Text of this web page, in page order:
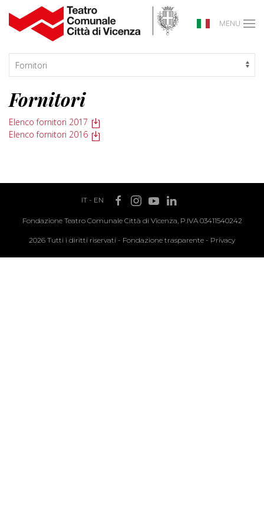
MENU
Fornitori
Elenco fornitori 2017
Elenco fornitori 2016
IT- EN
Fondazione Teatro Comunale Città di Vicenza, P.IVA 03411540242
2026 Tutti i diritti riservati - Fondazione trasparente - Privacy